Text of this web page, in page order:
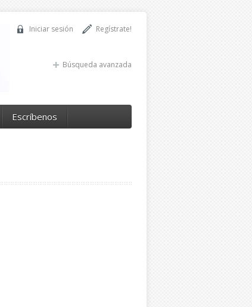
Regístrate!
Iniciar sesión
Búsqueda avanzada
Escríbenos